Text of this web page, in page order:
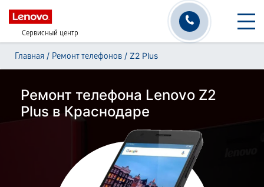
Сервисный центр
Главная / Ремонт телефонов / Z2 Plus
Ремонт телефона Lenovo Z2
Plus в Краснодаре